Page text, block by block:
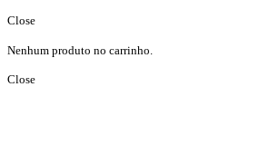
Close
Nenhum produto no carrinho.
Close